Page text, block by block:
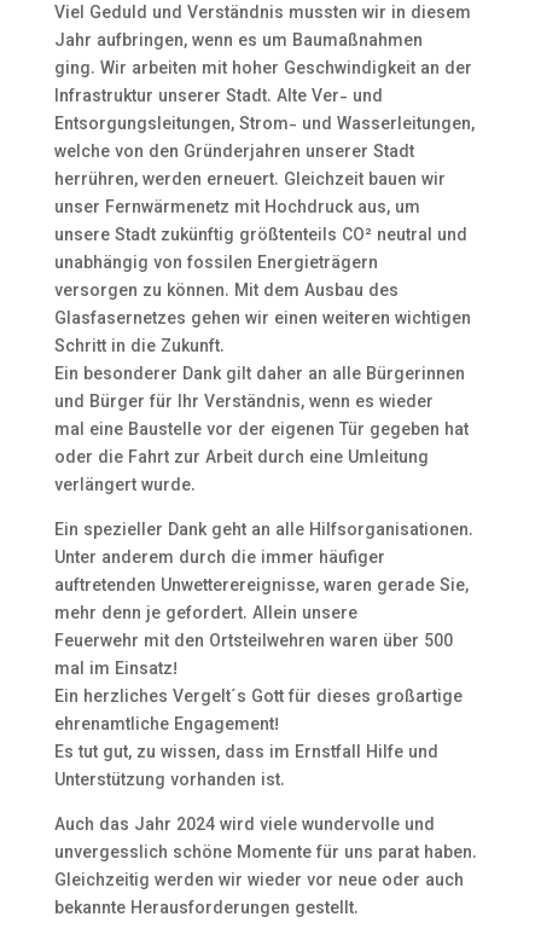
Viel Geduld und Verständnis mussten wir in diesem
Jahr aufbringen, wenn es um Baumaßnahmen
ging. Wir arbeiten mit hoher Geschwindigkeit an der
Infrastruktur unserer Stadt. Alte Ver- und
Entsorgungsleitungen, Strom- und Wasserleitungen,
welche von den Gründerjahren unserer Stadt
herrühren, werden erneuert. Gleichzeit bauen wir
unser Fernwärmenetz mit Hochdruck aus, um
unsere Stadt zukünftig größtenteils CO² neutral und
unabhängig von fossilen Energieträgern
versorgen zu können. Mit dem Ausbau des
Glasfasernetzes gehen wir einen weiteren wichtigen
Schritt in die Zukunft.
Ein besonderer Dank gilt daher an alle Bürgerinnen
und Bürger für Ihr Verständnis, wenn es wieder
mal eine Baustelle vor der eigenen Tür gegeben hat
oder die Fahrt zur Arbeit durch eine Umleitung
verlängert wurde.
Ein spezieller Dank geht an alle Hilfsorganisationen.
Unter anderem durch die immer häufiger
auftretenden Unwetterereignisse, waren gerade Sie,
mehr denn je gefordert. Allein unsere
Feuerwehr mit den Ortsteilwehren waren über 500
mal im Einsatz!
Ein herzliches Vergelt´s Gott für dieses großartige
ehrenamtliche Engagement!
Es tut gut, zu wissen, dass im Ernstfall Hilfe und
Unterstützung vorhanden ist.
Auch das Jahr 2024 wird viele wundervolle und
unvergesslich schöne Momente für uns parat haben.
Gleichzeitig werden wir wieder vor neue oder auch
bekannte Herausforderungen gestellt.